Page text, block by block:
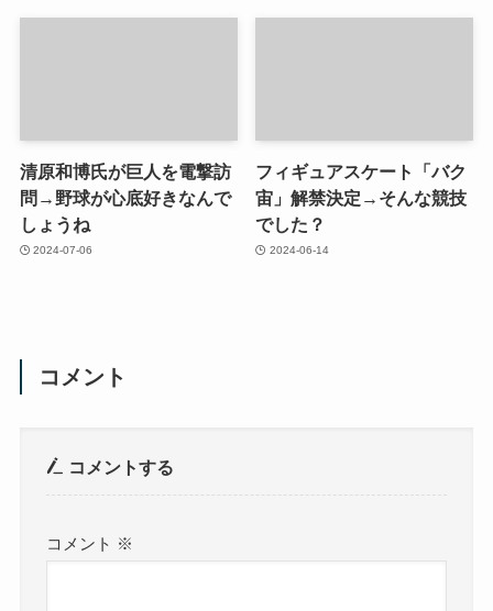
清原和博氏が巨人を電撃訪
問→野球が心底好きなんで
しょうね
2024-07-06
フィギュアスケート「バク
宙」解禁決定→そんな競技
でした？
2024-06-14
コメント
コメントする
コメント ※